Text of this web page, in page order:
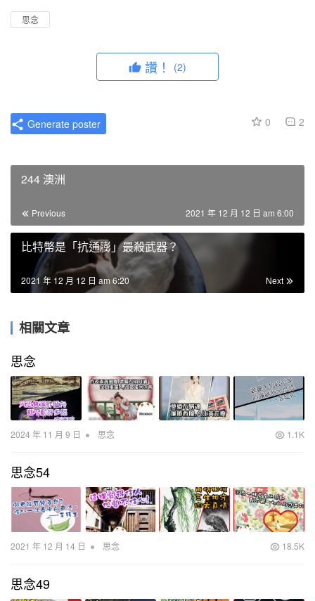
思念
讚！ (2)
0 2
Generate poster
244 澳洲
Previous 2021 年 12 月 12 日 am 6:00
比特幣是「抗通膨」最殺武器？
Next
2021 年 12 月 12 日 am 6:20
相關文章
思念
2024 年 11 月 9 日 • 思念 1.1K
思念54
2021 年 12 月 14 日 • 思念 18.5K
思念49